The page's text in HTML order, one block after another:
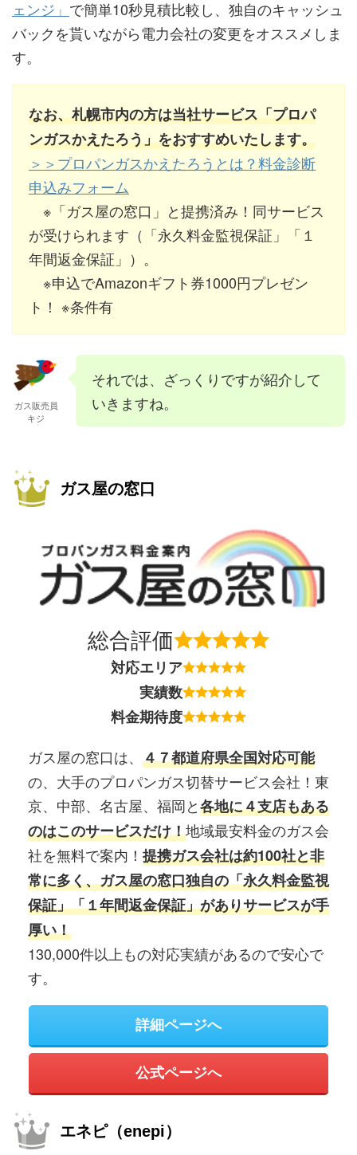
ェンジ」 で簡単10秒見積比較し、独自のキャッシュ
バックを貰いながら電力会社の変更をオススメしま
す。
なお、札幌市内の方は当社サービス「プロパ
ンガスかえたろう」をおすすめいたします。
＞＞プロパンガスかえたろうとは？料金診断
申込みフォーム
※「ガス屋の窓口」と提携済み！同サービス
が受けられます（「永久料金監視保証」「１
年間返金保証」）。
※申込でAmazonギフト券1000円プレゼン
ト！ ※条件有
ガス販売員
キジ
それでは、ざっくりですが紹介して
いきますね。
ガス屋の窓口
総合評価
対応エリア
実績数
料金期待度
ガス屋の窓口は、 ４７都道府県全国対応可能
の、大手のプロパンガス切替サービス会社！東
京、中部、名古屋、福岡と各地に４支店もある
のはこのサービスだけ！地域最安料金のガス会
社を無料で案内！ 提携ガス会社は約100社と非
常に多く、ガス屋の窓口独自の「永久料金監視
保証」「１年間返金保証」がありサービスが手
厚い！
130,000件以上もの対応実績があるので安心で
す。
詳細ページへ
公式ページへ
エネピ（enepi）